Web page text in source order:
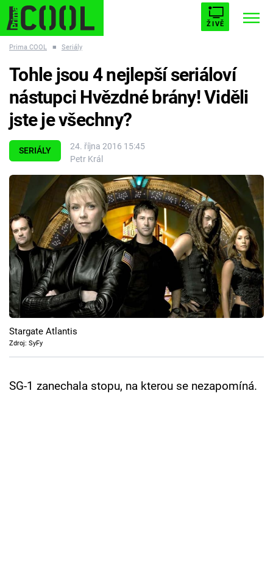
ŽIVĚ
ESCAPE PLNEJ KOTEL AVENGERS 5
Témata
Filmy
Seriály
Hry
Cool Esport
Pořady
TV Program
Prima COOL ■ Seriály
SERIÁLY
24. října 2016 15:45
Petr Král
Tohle jsou 4 nejlepší seriáloví
nástupci Hvězdné brány! Viděli
jste je všechny?
Stargate Atlantis
Zdroj: SyFy
SG-1 zanechala stopu, na kterou se nezapomíná.